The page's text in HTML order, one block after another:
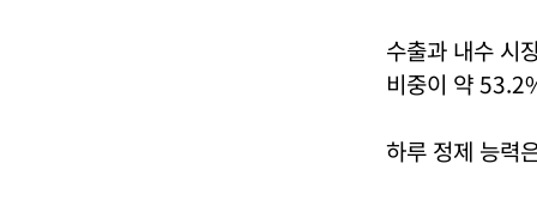
수출과 내수 시
비중이 약
하루 정제 능력